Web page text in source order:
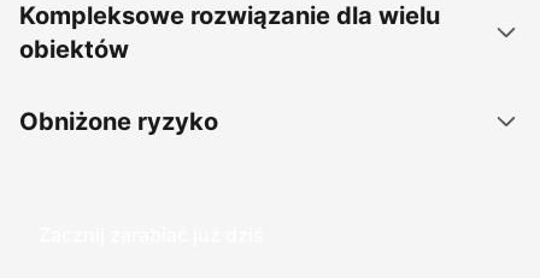
Kompleksowe rozwiązanie dla wielu
obiektów
Obniżone ryzyko
Zacznij zarabiać już dziś